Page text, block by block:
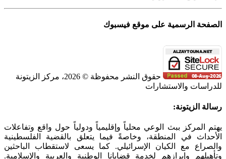
الصفحة الرسمية على موقع فيسبوك
حقوق النشر محفوظة © 2026، مركز الزيتونة
للدراسات والاستشارات
Toggle
Bar
Area
رسالة الزيتونة:
يهتم المركز ببث الوعي محلياً وإقليمياً ودولياً حول واقع وتفاعلات
الأحداث في المنطقة، وخاصةً فيما يتعلق بالقضية الفلسطينية
والصراع مع الكيان الإسرائيلي. كما يسعى لاستقطاب الباحثين
وتأهيلهم وإبرازهم لخدمة قضايانا الوطنية والعربية والإسلامية.